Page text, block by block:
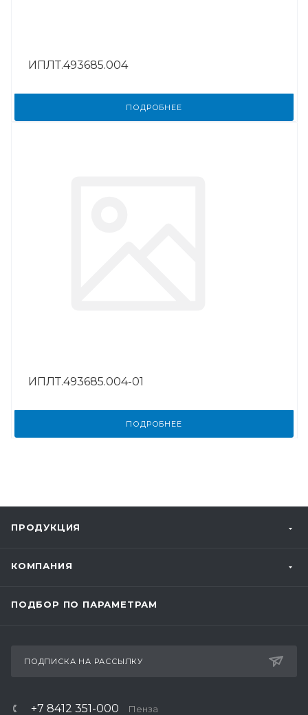
ИПЛТ.493685.004
ПОДРОБНЕЕ
ИПЛТ.493685.004-01
ПОДРОБНЕЕ
ПРОДУКЦИЯ
КОМПАНИЯ
ПОДБОР ПО ПАРАМЕТРАМ
ПОДПИСКА НА РАССЫЛКУ
+7 8412 351-000 Пенза